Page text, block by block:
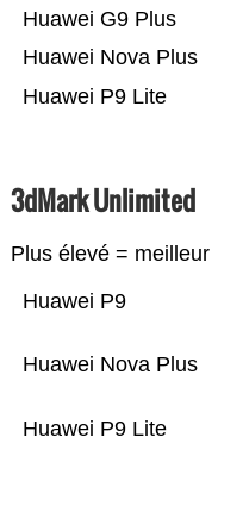
Huawei P9 Lite
Huawei Nova Plus
Huawei G9 Plus
3dMark Unlimited
Plus élevé = meilleur
Huawei P9 Lite
Huawei Nova Plus
Huawei P9